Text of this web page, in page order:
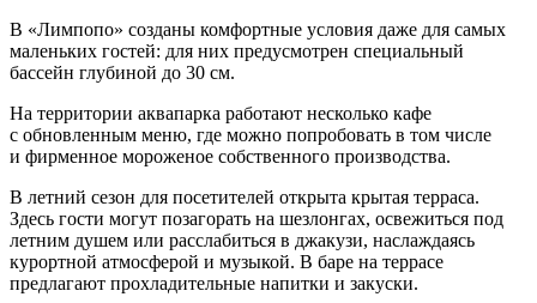
В «Лимпопо» созданы комфортные условия даже для самых
маленьких гостей: для них предусмотрен специальный
бассейн глубиной до 30 см.
На территории аквапарка работают несколько кафе
с обновленным меню, где можно попробовать в том числе
и фирменное мороженое собственного производства.
В летний сезон для посетителей открыта крытая терраса.
Здесь гости могут позагорать на шезлонгах, освежиться под
летним душем или расслабиться в джакузи, наслаждаясь
курортной атмосферой и музыкой. В баре на террасе
предлагают прохладительные напитки и закуски.